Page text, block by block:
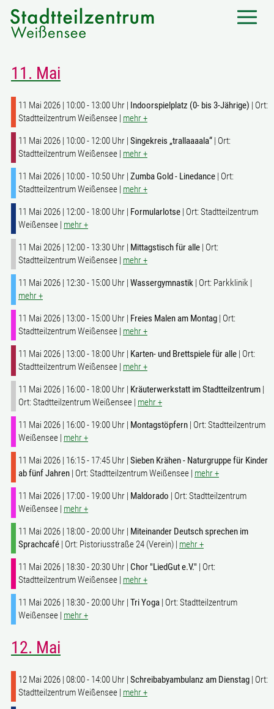
11. Mai
11 Mai 2026 | 10:00 - 13:00 Uhr | Indoorspielplatz (0- bis 3-Jährige) | Ort:
Stadtteilzentrum Weißensee | mehr +
11 Mai 2026 | 10:00 - 12:00 Uhr | Singekreis „trallaaaala“ | Ort:
Stadtteilzentrum Weißensee | mehr +
11 Mai 2026 | 10:00 - 10:50 Uhr | Zumba Gold - Linedance | Ort:
Stadtteilzentrum Weißensee | mehr +
11 Mai 2026 | 12:00 - 18:00 Uhr | Formularlotse | Ort: Stadtteilzentrum
Weißensee | mehr +
11 Mai 2026 | 12:00 - 13:30 Uhr | Mittagstisch für alle | Ort:
Stadtteilzentrum Weißensee | mehr +
11 Mai 2026 | 12:30 - 15:00 Uhr | Wassergymnastik | Ort: Parkklinik |
mehr +
11 Mai 2026 | 13:00 - 15:00 Uhr | Freies Malen am Montag | Ort:
Stadtteilzentrum Weißensee | mehr +
11 Mai 2026 | 13:00 - 18:00 Uhr | Karten- und Brettspiele für alle | Ort:
Stadtteilzentrum Weißensee | mehr +
11 Mai 2026 | 16:00 - 18:00 Uhr | Kräuterwerkstatt im Stadtteilzentrum |
Ort: Stadtteilzentrum Weißensee | mehr +
11 Mai 2026 | 16:00 - 19:00 Uhr | Montagstöpfern | Ort: Stadtteilzentrum
Weißensee | mehr +
11 Mai 2026 | 16:15 - 17:45 Uhr | Sieben Krähen - Naturgruppe für Kinder
ab fünf Jahren | Ort: Stadtteilzentrum Weißensee | mehr +
11 Mai 2026 | 17:00 - 19:00 Uhr | Maldorado | Ort: Stadtteilzentrum
Weißensee | mehr +
11 Mai 2026 | 18:00 - 20:00 Uhr | Miteinander Deutsch sprechen im
Sprachcafé | Ort: Pistoriusstraße 24 (Verein) | mehr +
11 Mai 2026 | 18:30 - 20:30 Uhr | Chor "LiedGut e.V." | Ort:
Stadtteilzentrum Weißensee | mehr +
11 Mai 2026 | 18:30 - 20:00 Uhr | Tri Yoga | Ort: Stadtteilzentrum
Weißensee | mehr +
12. Mai
12 Mai 2026 | 08:00 - 14:00 Uhr | Schreibabyambulanz am Dienstag | Ort:
Stadtteilzentrum Weißensee | mehr +